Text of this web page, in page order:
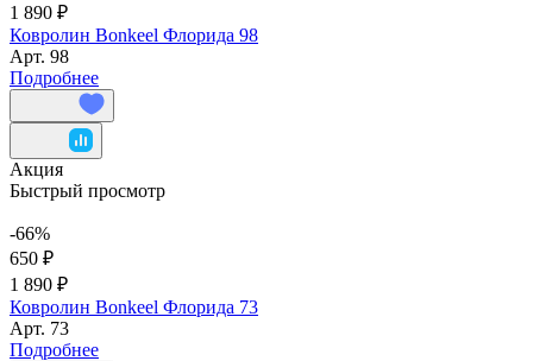
1 890 ₽
Ковролин Bonkeel Флорида 98
Арт. 98
Подробнее
Акция
Быстрый просмотр
-66%
650 ₽
1 890 ₽
Ковролин Bonkeel Флорида 73
Арт. 73
Подробнее